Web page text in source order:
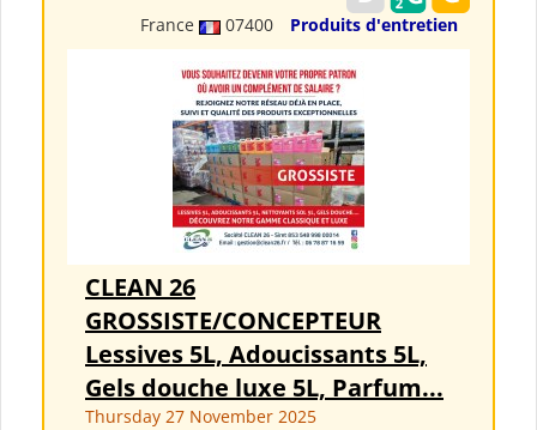
France 07400 Produits d'entretien
CLEAN 26
GROSSISTE/CONCEPTEUR
Lessives 5L, Adoucissants 5L,
Gels douche luxe 5L, Parfum...
Thursday 27 November 2025